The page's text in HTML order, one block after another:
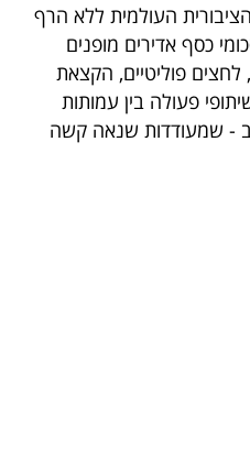
העולמית ללא הרף
כסף אדירים מופנים
פוליטיים, הקצאת
פעולה בין עמותות
- שמעודדות שנאה קשה